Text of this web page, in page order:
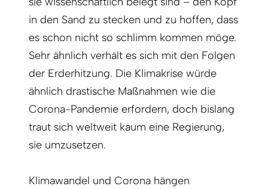
in den Sand zu stecken und zu hoffen, dass
es schon nicht so schlimm kommen möge.
Sehr ähnlich verhält es sich mit den Folgen
der Erderhitzung. Die Klimakrise würde
ähnlich drastische Maßnahmen wie die
Corona-Pandemie erfordern, doch bislang
traut sich weltweit kaum eine Regierung,
sie umzusetzen.
Klimawandel und Corona hängen